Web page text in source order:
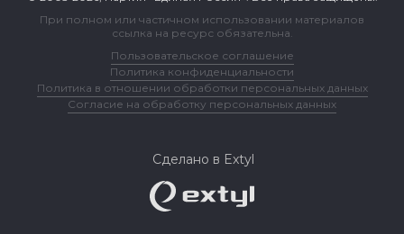
При полном или частичном использовании материалов
ссылка на ресурс обязательна.
Пользовательское соглашение
Политика конфиденциальности
Политика в отношении обработки персональных данных
Согласие на обработку персональных данных
Сделано в Extyl